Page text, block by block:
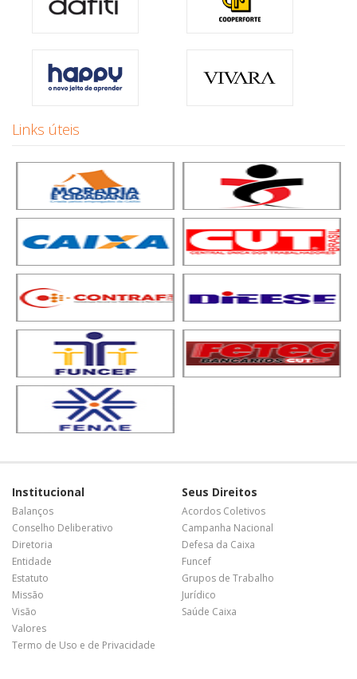
Links úteis
Institucional
Balanços
Conselho Deliberativo
Diretoria
Entidade
Estatuto
Missão
Visão
Valores
Termo de Uso e de Privacidade
Seus Direitos
Acordos Coletivos
Campanha Nacional
Defesa da Caixa
Funcef
Grupos de Trabalho
Jurídico
Saúde Caixa